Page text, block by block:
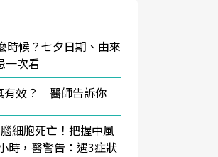
時候？七夕日期、由來
一次看
有效？ 醫師告訴你
細胞死亡！把握中風
時，醫警告：遇3症狀